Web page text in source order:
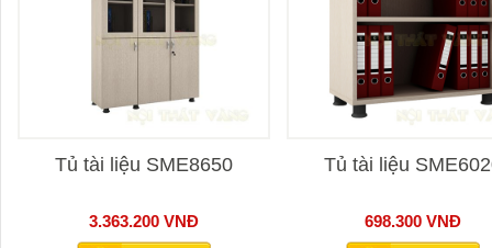
Tủ tài liệu SME8650
3.363.200 VNĐ
Tủ tài liệu
698.300 VNĐ